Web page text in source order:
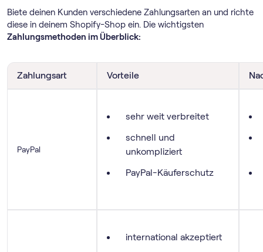
Biete deinen Kunden verschiedene Zahlungsarten an und richte
diese in deinem Shopify-Shop ein. Die wichtigsten
Zahlungsmethoden im Überblick:
Zahlungsart Vorteile
PayPal
sehr weit verbreitet
schnell und
unkompliziert
PayPal-Käuferschutz
international akzeptiert